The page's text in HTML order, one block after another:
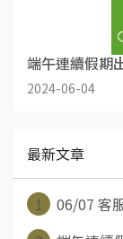
端午連續假期
2024-06-04
最新文章
1
06/07 客